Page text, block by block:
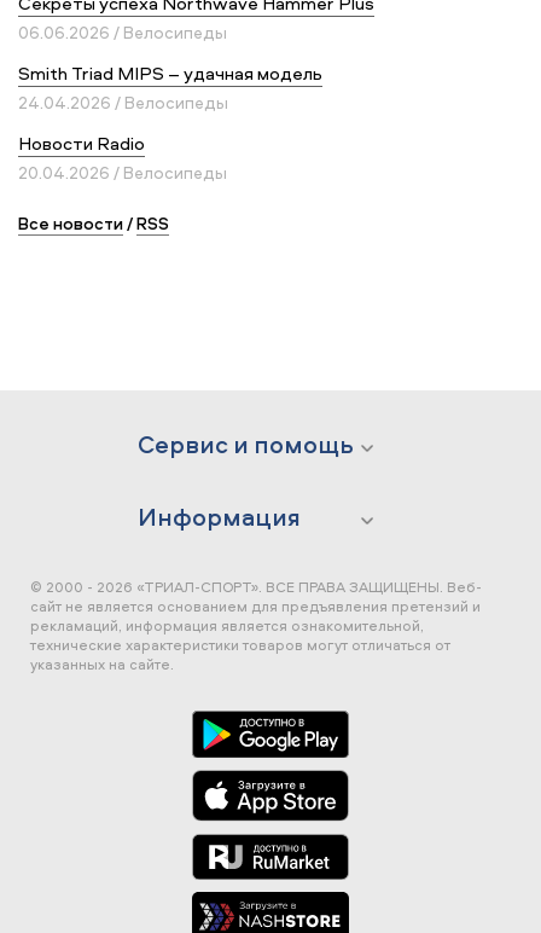
06.06.2026 / Велосипеды
Smith Triad MIPS – удачная модель
24.04.2026 / Велосипеды
Новости Radio
20.04.2026 / Велосипеды
Все новости/RSS
Сервис и помощь
Информация
© 2000 - 2026 «ТРИАЛ-СПОРТ». ВСЕ ПРАВА ЗАЩИЩЕНЫ. Веб-
сайт не является основанием для предъявления претензий и
рекламаций, информация является ознакомительной,
технические характеристики товаров могут отличаться от
указанных на сайте.